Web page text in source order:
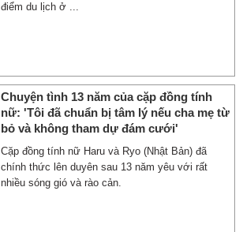
điểm du lịch ở ...
Chuyện tình 13 năm của cặp đồng tính
nữ: 'Tôi đã chuẩn bị tâm lý nếu cha mẹ từ
bỏ và không tham dự đám cưới'
Cặp đồng tính nữ Haru và Ryo (Nhật Bản) đã
chính thức lên duyên sau 13 năm yêu với rất
nhiều sóng gió và rào cản.